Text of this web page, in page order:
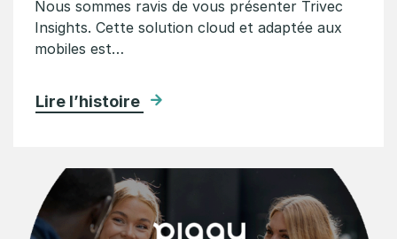
Nous sommes ravis de vous présenter Trivec
Insights. Cette solution cloud et adaptée aux
mobiles est…
Lire l’histoire